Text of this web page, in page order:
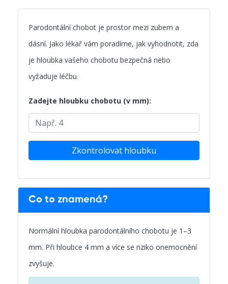
Parodontální chobot je prostor mezi zubem a
dásní. Jako lékař vám poradíme, jak vyhodnotit, zda
je hloubka vašeho chobotu bezpečná nebo
vyžaduje léčbu.
Zadejte hloubku chobotu (v mm):
Zkontrolovat hloubku
Co to znamená?
Normální hloubka parodontálního chobotu je 1–3
mm. Při hloubce 4 mm a více se riziko onemocnění
zvyšuje.